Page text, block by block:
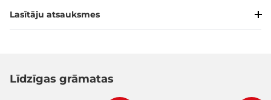
Lasītāju atsauksmes
Līdzīgas grāmatas